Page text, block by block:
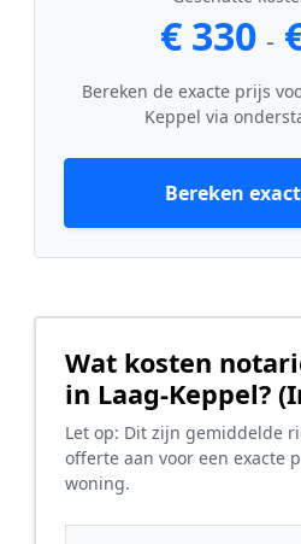
€ 330 -
Bereken de exacte prijs
Keppel via
Bereken
Wat kosten
in Laag-Keppel?
Let op: Dit zijn gemiddelde
offerte aan voor een exacte
woning.